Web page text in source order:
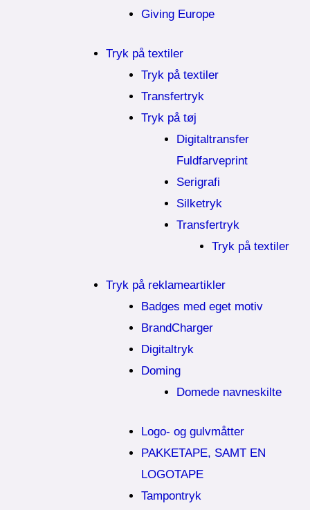
Giving Europe
Tryk på textiler
Tryk på textiler
Transfertryk
Tryk på tøj
Digitaltransfer
Fuldfarveprint
Serigrafi
Silketryk
Transfertryk
Tryk på textiler
Tryk på reklameartikler
Badges med eget motiv
BrandCharger
Digitaltryk
Doming
Domede navneskilte
Logo- og gulvmåtter
PAKKETAPE, SAMT EN
LOGOTAPE
Tampontryk